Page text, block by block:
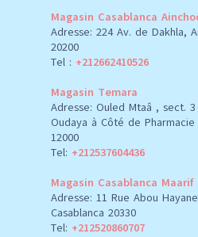
Magasin Casablanca
Adresse: 224 Av. de Dakhla,
20200
Tel : +212662410526
Magasin Temara
Adresse: Ouled Mtaâ , sect. 3
Oudaya à Côté de
12000
Tel: +212537604436
Magasin Casablanca Maarif
Adresse: 11 Rue Abou
Casablanca 20330
Tel: +212520860707